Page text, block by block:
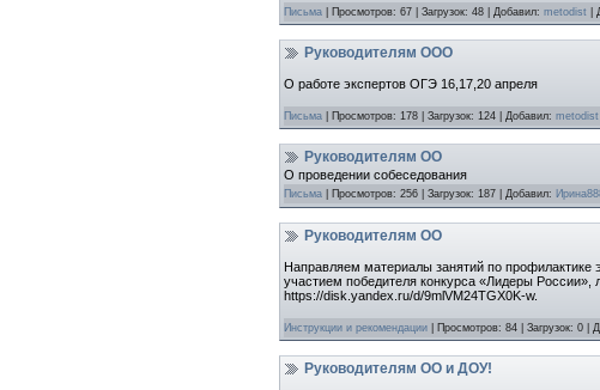
Письма Просмотров: 67 Загрузок: 48 Добавил: metodist
Руководителям ООО
О работе экспертов ОГЭ 16,17,20 апреля
Письма Просмотров: 178 Загрузок: 124 Добавил: metodist
Руководителям ОО
О проведении собеседования
Письма Просмотров: 256 Загрузок: 187 Добавил:
Руководителям ОО
Направляем материалы занятий по профилактике
участием победителя конкурса «Лидеры
https://disk.yandex.ru/d/9mlVM24TGX0K-w.
Инструкции и рекомендации Просмотров: 84 Загрузок: 0
Руководителям ОО и ДОУ!